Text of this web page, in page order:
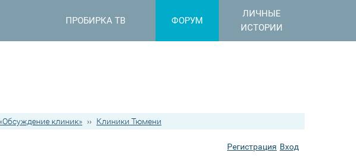
ПРОБИРКА ТВ ФОРУМ
ЛИЧНЫЕ
ИСТОРИИ
«Обсуждение клиник» ›› Клиники Тюмени
Регистрация Вход